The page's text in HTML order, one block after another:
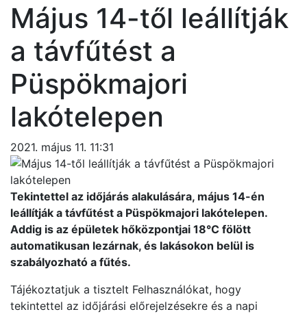
Május 14-től leállítják
a távfűtést a
Püspökmajori
lakótelepen
2021. május 11. 11:31
Tekintettel az időjárás alakulására, május 14-én
leállítják a távfűtést a Püspökmajori lakótelepen.
Addig is az épületek hőközpontjai 18°C fölött
automatikusan lezárnak, és lakásokon belül is
szabályozható a fűtés.
Tájékoztatjuk a tisztelt Felhasználókat, hogy
tekintettel az időjárási előrejelzésekre és a napi